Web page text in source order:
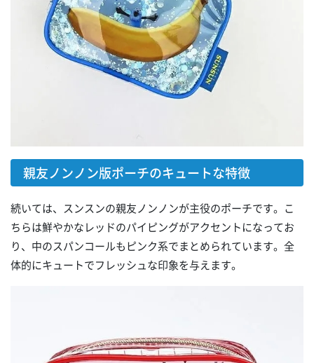
親友ノンノン版ポーチのキュートな特徴
続いては、スンスンの親友ノンノンが主役のポーチです。こ
ちらは鮮やかなレッドのパイピングがアクセントになってお
り、中のスパンコールもピンク系でまとめられています。全
体的にキュートでフレッシュな印象を与えます。